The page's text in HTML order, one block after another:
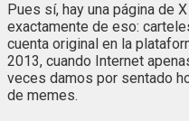
Pues sí, hay una página de
exactamente de eso:
cuenta original en la
2013, cuando Internet
veces damos por sentado
de memes.